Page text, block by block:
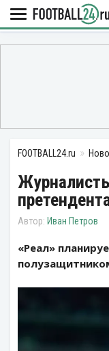
FOOTBALL24.ru
Иван Петров
«Реал»